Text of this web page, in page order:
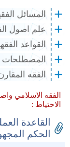
المسائل
علم اصول
القواعد
المصطلحات
الفقه
الفقه الاسلامي
الاحتياط :
القاعدة
الحكم